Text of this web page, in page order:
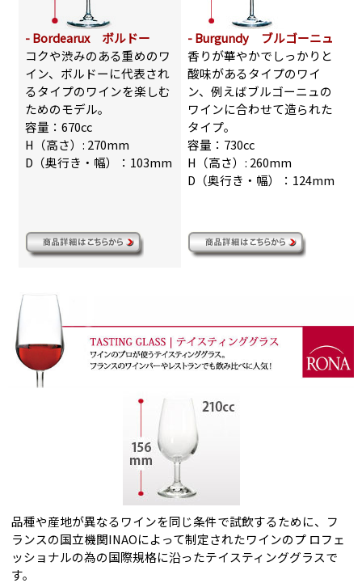
- Bordearux ボルドー
コクや渋みのある重めのワ
イン、ボルドーに代表され
るタイプのワインを楽しむ
ためのモデル。
容量：670cc
H（高さ）: 270mm
D（奥行き・幅）：103mm
- Burgundy ブルゴーニュ
香りが華やかでしっかりと
酸味があるタイプのワイ
ン、例えばブルゴーニュの
ワインに合わせて造られた
タイプ。
容量：730cc
H（高さ）: 260mm
D（奥行き・幅）：124mm
品種や産地が異なるワインを同じ条件で試飲するために、フ
ランスの国立機関INAOによって制定されたワインのプ ロフェ
ッショナルの為の国際規格に沿ったテイスティンググラスで
す。